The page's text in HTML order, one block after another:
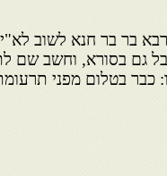
בר בר חנא לשוב
גם בסורא, וחשב שם
בטלום מפני